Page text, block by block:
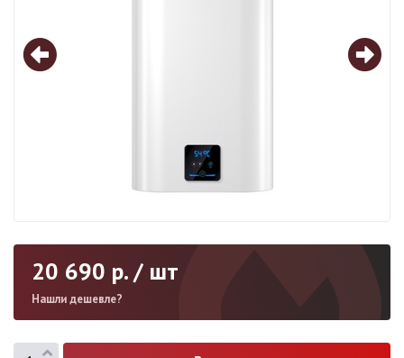
20 690 р. / шт
Нашли дешевле?